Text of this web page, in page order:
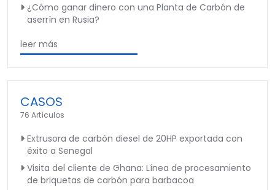
¿Cómo ganar dinero con una Planta de Carbón de
aserrín en Rusia?
leer más
CASOS
76 Artículos
Extrusora de carbón diesel de 20HP exportada con
éxito a Senegal
Visita del cliente de Ghana: Línea de procesamiento
de briquetas de carbón para barbacoa